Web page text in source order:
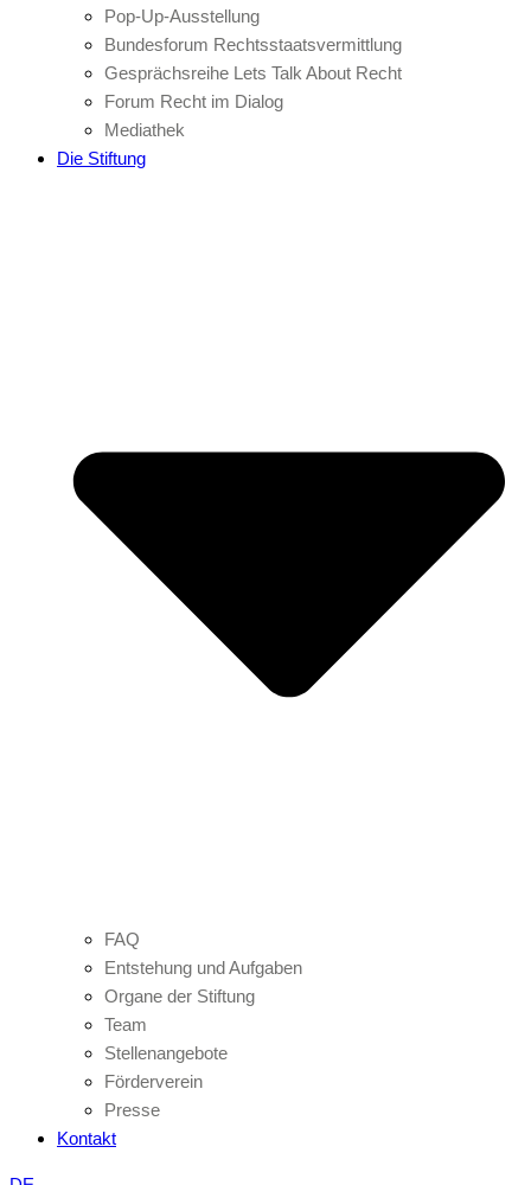
Pop-Up-Ausstellung
Bundesforum Rechtsstaatsvermittlung
Gesprächsreihe Lets Talk About Recht
Forum Recht im Dialog
Mediathek
Die Stiftung
FAQ
Entstehung und Aufgaben
Organe der Stiftung
Team
Stellenangebote
Förderverein
Presse
Kontakt